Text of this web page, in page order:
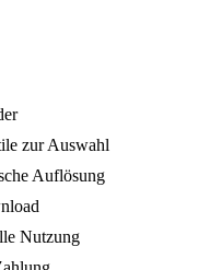
zur Auswahl
Auflösung
Nutzung